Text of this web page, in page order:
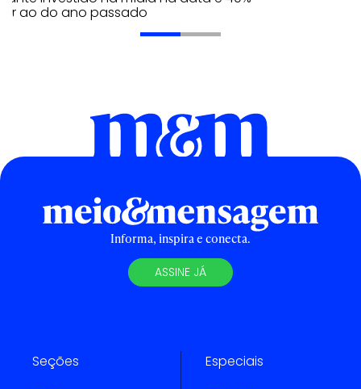
ao do ano passado
Informa, inspira e conecta.
ASSINE JÁ
Seções Especiais